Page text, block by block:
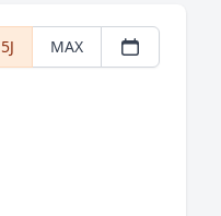
5J MAX